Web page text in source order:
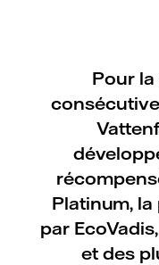
Pour
Platinum,
par
et des